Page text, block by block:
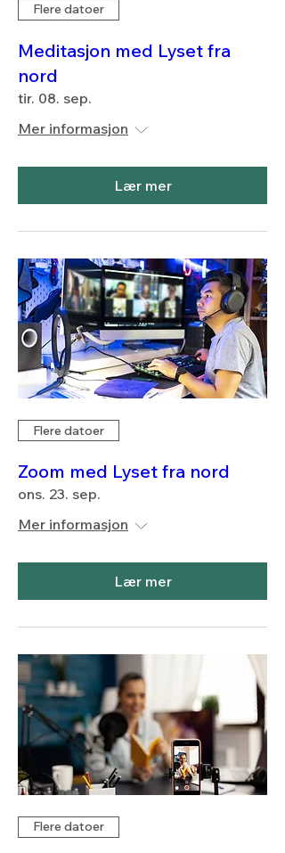
Flere datoer
Meditasjon med Lyset fra
nord
tir. 08. sep.
Mer informasjon
Lær mer
Flere datoer
Zoom med Lyset fra nord
ons. 23. sep.
Mer informasjon
Lær mer
Flere datoer